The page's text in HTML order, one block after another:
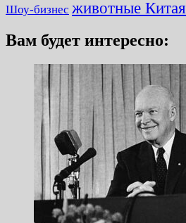
Шоу-бизнес животные Китая
Вам будет интересно: